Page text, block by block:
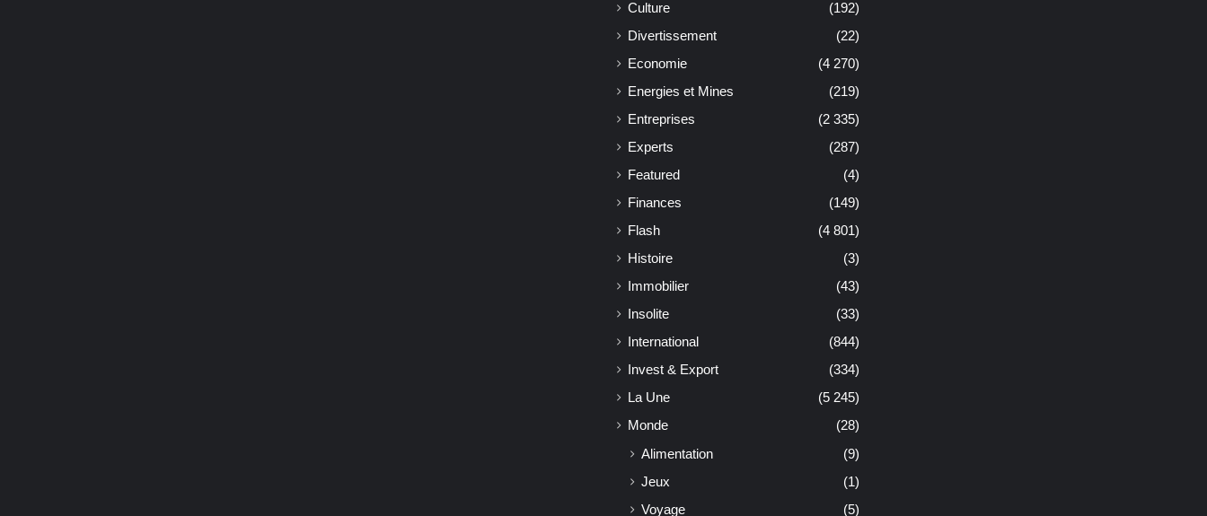
Culture
(192)
Divertissement
(22)
Economie
(4 270)
Energies et Mines
(219)
Entreprises
(2 335)
Experts
(287)
Featured
(4)
Finances
(149)
Flash
(4 801)
Histoire
(3)
Immobilier
(43)
Insolite
(33)
International
(844)
Invest & Export
(334)
La Une
(5 245)
Monde
(28)
Alimentation
(9)
Jeux
(1)
Voyage
(5)